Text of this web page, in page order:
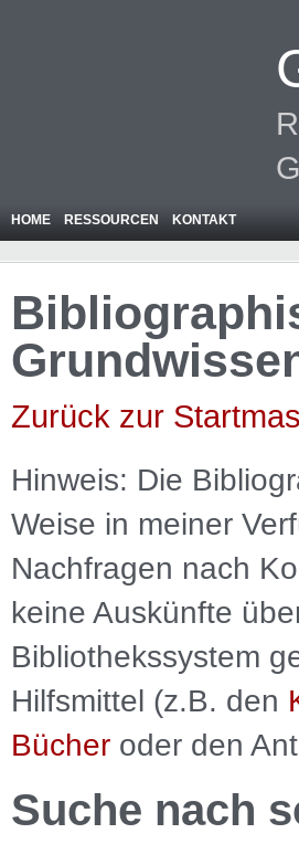
HOME RESSOURCEN KONTAKT
Zurück zur
Hinweis: Die
Weise in meiner
Nachfragen nach
keine Auskünfte
Bibliothekssystem
Hilfsmittel (z.B. den
Bücher oder den
Suche nach